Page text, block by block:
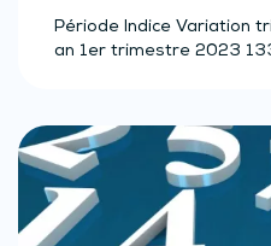
Période Indice Variation
an 1er trimestre 2023